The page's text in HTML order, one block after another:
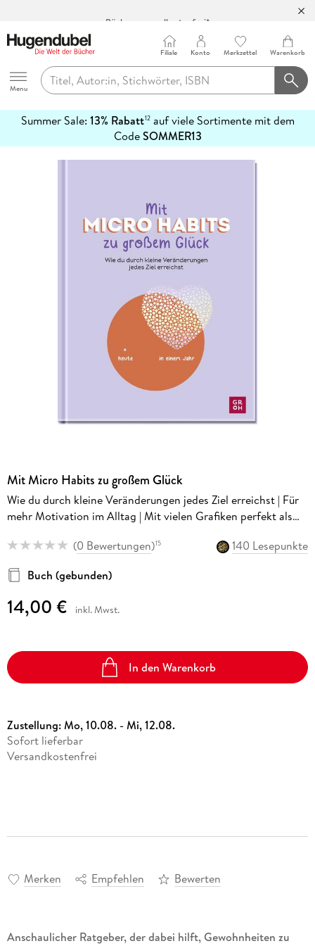
100 Tage Rückgaberecht***
Abholung in über 100 Filialen
Hugendubel
Menu
Filiale Konto Merkzettel Warenkorb
Summer Sale: 13% Rabatt12auf viele Sortimente mit dem
CodeSOMMER13
erfahren
Mit Micro Habits zu großem Glück
Wie du durch kleine Veränderungen jedes Ziel erreichst | Für
mehr Motivation im Alltag | Mit vielen Grafiken perfekt als
(0 Bewertungen)15
140 Lesepunkte
Buch (gebunden)
14,00 € inkl. Mwst.
In den Warenkorb
Zustellung:Mo, 10.08. - Mi, 12.08.
Sofort lieferbar
Versandkostenfrei
Merken Empfehlen Bewerten
Anschaulicher Ratgeber, der dabei hilft, Gewohnheiten zu